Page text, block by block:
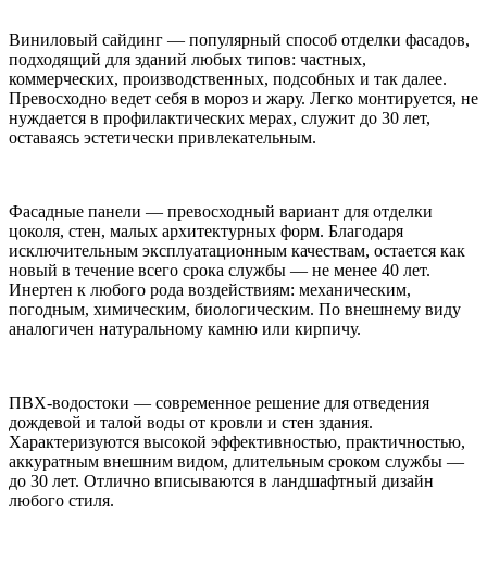
Виниловый сайдинг — популярный способ отделки фасадов,
подходящий для зданий любых типов: частных,
коммерческих, производственных, подсобных и так далее.
Превосходно ведет себя в мороз и жару. Легко монтируется, не
нуждается в профилактических мерах, служит до 30 лет,
оставаясь эстетически привлекательным.
Фасадные панели — превосходный вариант для отделки
цоколя, стен, малых архитектурных форм. Благодаря
исключительным эксплуатационным качествам, остается как
новый в течение всего срока службы — не менее 40 лет.
Инертен к любого рода воздействиям: механическим,
погодным, химическим, биологическим. По внешнему виду
аналогичен натуральному камню или кирпичу.
ПВХ-водостоки — современное решение для отведения
дождевой и талой воды от кровли и стен здания.
Характеризуются высокой эффективностью, практичностью,
аккуратным внешним видом, длительным сроком службы —
до 30 лет. Отлично вписываются в ландшафтный дизайн
любого стиля.